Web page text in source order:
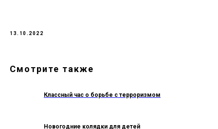
13.10.2022
Смотрите также
Классный час о борьбе с терроризмом
Новогодние колядки для детей